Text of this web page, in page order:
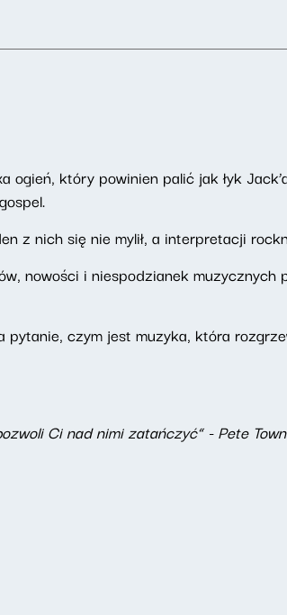
który powinien palić jak łyk
z nich się nie mylił, a interpretacji
nowości i niespodzianek muzycznych
czym jest muzyka, która
Ci nad nimi zatańczyć” - Pete